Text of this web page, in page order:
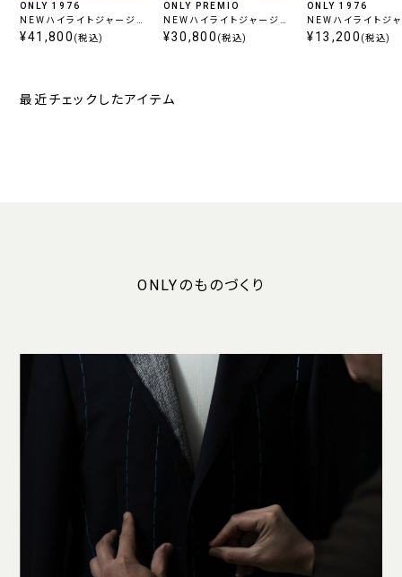
ONLY 1976
NEWハイライトジャージー
/ ベージュ
¥41,800 (税込)
ONLY PREMIO
NEWハイライトジャージー
ネイビージャケット
¥30,800 (税込)
ONLY 1976
NEWハイライトジ
ワンタックパンツ グ
¥13,200 (税込)
最近チェックしたアイテム
ONLYのものづくり